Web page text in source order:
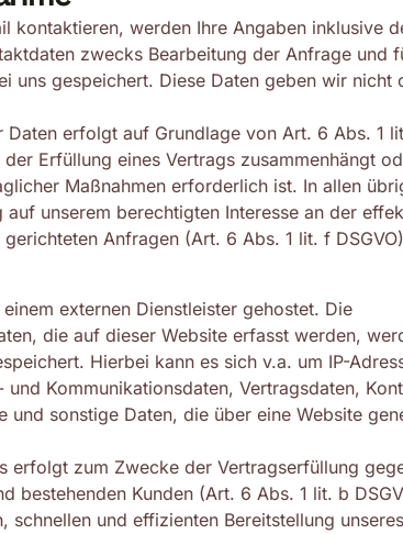
kontaktieren, werden Ihre Angaben inklusive
zwecks Bearbeitung der Anfrage und
uns gespeichert. Diese Daten geben wir nicht
Daten erfolgt auf Grundlage von Art. 6 Abs. 1
Erfüllung eines Vertrags zusammenhängt
Maßnahmen erforderlich ist. In allen
auf unserem berechtigten Interesse an der
Anfragen (Art. 6 Abs. 1 lit. f
externen Dienstleister gehostet. Die
die auf dieser Website erfasst werden,
Hierbei kann es sich v.a. um IP-
und Kommunikationsdaten, Vertragsdaten,
und sonstige Daten, die über eine Website
erfolgt zum Zwecke der Vertragserfüllung
bestehenden Kunden (Art. 6 Abs. 1 lit. b
schnellen und effizienten Bereitstellung